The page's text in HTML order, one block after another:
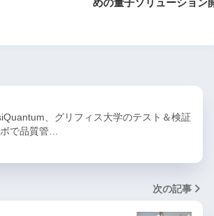
めの量子ソリューション
、グリフィス大学のテスト＆検証
で品質管…
次の記事